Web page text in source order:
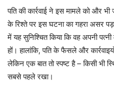
पति की कार्रवाई ने इस मामले को और
के रिश्ते पर इस घटना का गहरा असर
में यह सुनिश्चित किया कि वह अपनी
हों। हालांकि, पति के फैसले और
लेकिन एक बात तो स्पष्ट है – किसी भी
सबसे पहले रखा।